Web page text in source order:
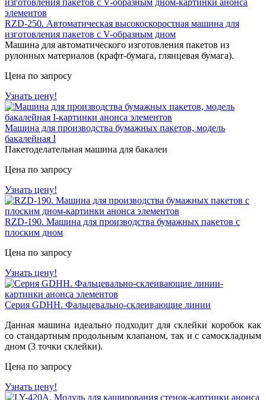
RZD-250. Автоматическая высокоскоростная машина для
изготовления пакетов с V-образным дном
Машина для автоматического изготовления пакетов из
рулонных материалов (крафт-бумага, глянцевая бумага).
Цена по запросу
Узнать цену!
Машина для производства бумажных пакетов, модель
бакалейная I
Пакетоделательная машина для бакалеи
Цена по запросу
Узнать цену!
RZD-190. Машина для производства бумажных пакетов с
плоским дном
Цена по запросу
Узнать цену!
Серия GDHH. Фальцевально-склеивающие линии
Данная машина идеально подходит для склейки коробок как
со стандартным продольным клапаном, так и с самоскладным
дном (3 точки склейки).
Цена по запросу
Узнать цену!